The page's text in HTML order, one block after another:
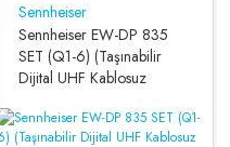
Sennheiser
Sennheiser EW-DP 835
SET (Q1-6) (Taşınabilir
Dijital UHF Kablosuz